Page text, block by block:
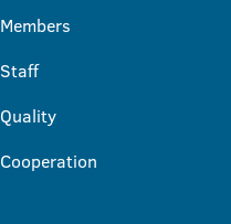
Members
Staff
Quality
Cooperation